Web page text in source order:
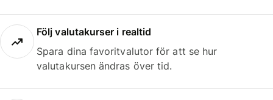
Följ valutakurser i realtid
Spara dina favoritvalutor för att se hur
valutakursen ändras över tid.